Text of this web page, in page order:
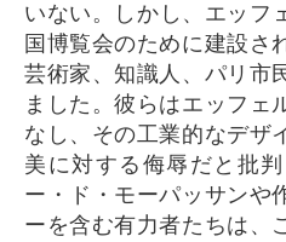
いない。しかし、エッフ
国博覧会のために建設さ
芸術家、知識人、パリ市
ました。彼らはエッフェ
なし、その工業的なデザ
美に対する侮辱だと批
ー・ド・モーパッサンや
ーを含む有力者たちは、